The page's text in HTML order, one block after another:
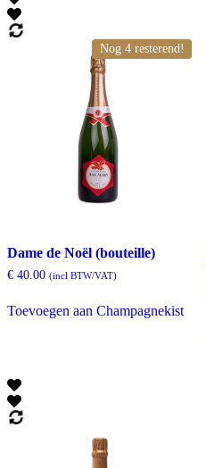
Nog 4 resterend!
Dame de Noël (bouteille)
€ 40.00 (incl BTW/VAT)
Toevoegen aan Champagnekist